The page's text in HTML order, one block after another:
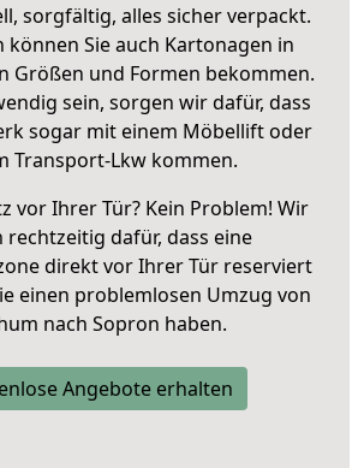
sorgfältig, alles sicher verpackt.
können Sie auch Kartonagen in
Größen und Formen bekommen.
sein, sorgen wir dafür, dass
sogar mit einem Möbellift oder
Transport-Lkw kommen.
vor Ihrer Tür? Kein Problem! Wir
rechtzeitig dafür, dass eine
direkt vor Ihrer Tür reserviert
einen problemlosen Umzug von
nach Sopron haben.
Angebote erhalten